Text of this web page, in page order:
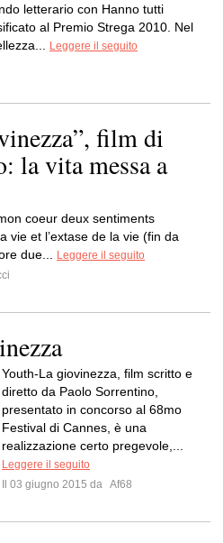
letterario con Hanno tutti
al Premio Strega 2010. Nel
Leggere il seguito
film di
la vita messa a
coeur deux sentiments
vie et l’extase de la vie (fin da
due...
Leggere il seguito
Youth-La giovinezza, film scritto e
diretto da Paolo Sorrentino,
presentato in concorso al 68mo
Festival di Cannes, è una
realizzazione certo pregevole,...
Leggere il seguito
Il 03 giugno 2015 da Af68